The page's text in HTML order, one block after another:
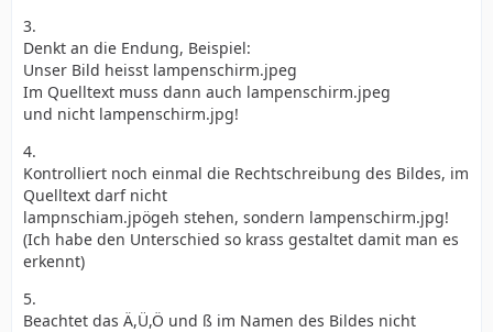
3.
Denkt an die Endung, Beispiel:
Unser Bild heisst lampenschirm.jpeg
Im Quelltext muss dann auch lampenschirm.jpeg
und nicht lampenschirm.jpg!
4.
Kontrolliert noch einmal die Rechtschreibung des Bildes, im
Quelltext darf nicht
lampnschiam.jpögeh stehen, sondern lampenschirm.jpg!
(Ich habe den Unterschied so krass gestaltet damit man es
erkennt)
5.
Beachtet das Ä,Ü,Ö und ß im Namen des Bildes nicht